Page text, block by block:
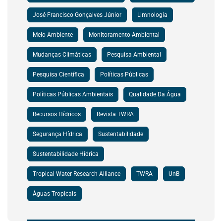
José Francisco Gonçalves Júnior Limnologia
Meio Ambiente Monitoramento Ambiental
Mudanças Climáticas Pesquisa Ambiental
Pesquisa Científica Políticas Públicas
Políticas Públicas Ambientais Qualidade Da Água
Recursos Hídricos Revista TWRA
Segurança Hídrica Sustentabilidade
Sustentabilidade Hídrica
Tropical Water Research Alliance TWRA UnB
Águas Tropicais